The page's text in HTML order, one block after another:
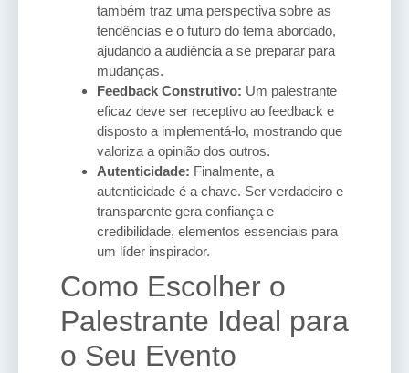
também traz uma perspectiva sobre as
tendências e o futuro do tema abordado,
ajudando a audiência a se preparar para
mudanças.
Feedback Construtivo: Um palestrante
eficaz deve ser receptivo ao feedback e
disposto a implementá-lo, mostrando que
valoriza a opinião dos outros.
Autenticidade: Finalmente, a
autenticidade é a chave. Ser verdadeiro e
transparente gera confiança e
credibilidade, elementos essenciais para
um líder inspirador.
Como Escolher o
Palestrante Ideal para
o Seu Evento